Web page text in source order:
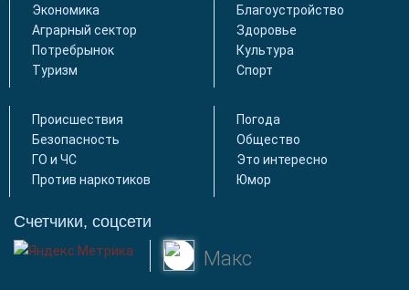
Экономика
Аграрный сектор
Потребрынок
Туризм
Благоустройство
Здоровье
Культура
Спорт
Происшествия
Безопасность
ГО и ЧС
Против наркотиков
Погода
Общество
Это интересно
Юмор
Счетчики, соцсети
Макс